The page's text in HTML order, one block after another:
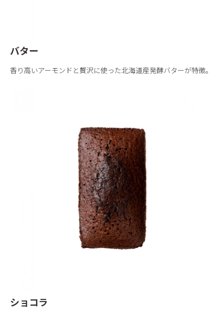
バター
香り高いアーモンドと贅沢に使った北海道産発酵バターが特徴。
ショコラ